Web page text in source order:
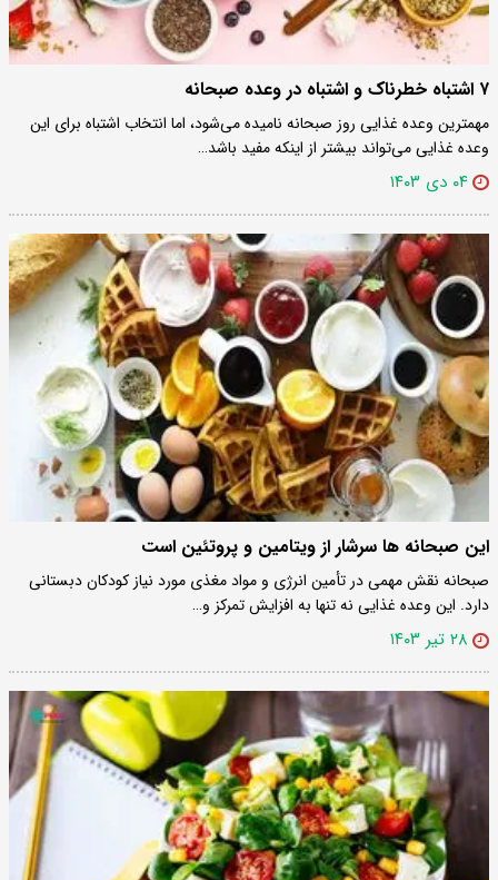
۷ اشتباه خطرناک و اشتباه در وعده صبحانه
مهمترین وعده غذایی روز صبحانه نامیده می‌شود، اما انتخاب اشتباه برای این
وعده غذایی می‌تواند بیشتر از اینکه مفید باشد…
۰۴ دی ۱۴۰۳
این صبحانه ها سرشار از ویتامین و پروتئین است
صبحانه نقش مهمی در تأمین انرژی و مواد مغذی مورد نیاز کودکان دبستانی
دارد. این وعده غذایی نه تنها به افزایش تمرکز و…
۲۸ تیر ۱۴۰۳